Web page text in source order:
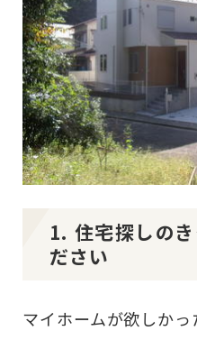
1. 住宅探しの
ださい
マイホームが欲しかっ